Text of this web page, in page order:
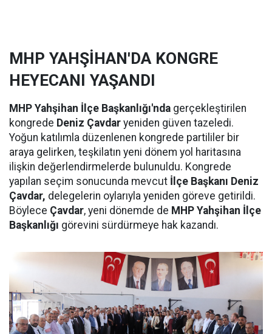
MHP YAHŞİHAN'DA KONGRE
HEYECANI YAŞANDI
MHP Yahşihan İlçe Başkanlığı'nda gerçekleştirilen
kongrede Deniz Çavdar yeniden güven tazeledi.
Yoğun katılımla düzenlenen kongrede partililer bir
araya gelirken, teşkilatın yeni dönem yol haritasına
ilişkin değerlendirmelerde bulunuldu. Kongrede
yapılan seçim sonucunda mevcut İlçe Başkanı Deniz
Çavdar, delegelerin oylarıyla yeniden göreve getirildi.
Böylece Çavdar, yeni dönemde de MHP Yahşihan İlçe
Başkanlığı görevini sürdürmeye hak kazandı.